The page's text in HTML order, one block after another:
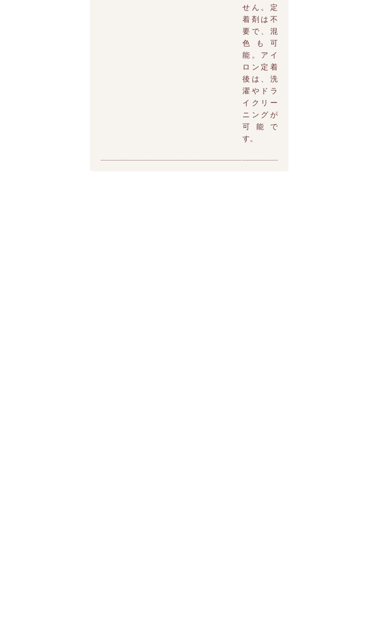
せん。定
着剤は不
要で、混
色も可
能。アイ
ロン定着
後は、洗
濯やドラ
イクリー
ニングが
可能で
す。